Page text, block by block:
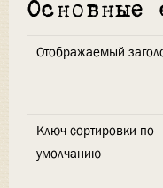
Основные
Отображаемый
Ключ сортировки по
умолчанию